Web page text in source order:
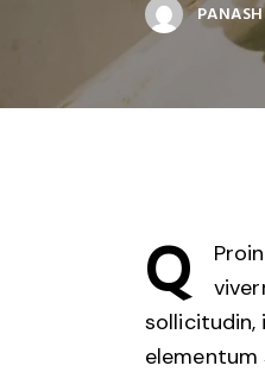
Q
sollicitudin,
elementum